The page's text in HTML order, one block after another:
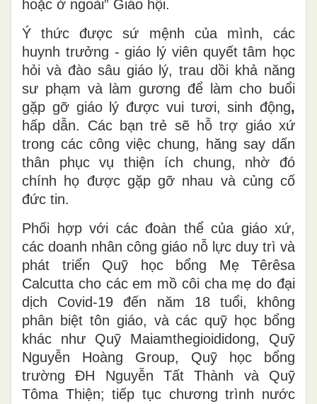
hoặc ở ngoài” Giáo hội.
Ý thức được sứ mệnh của mình, các
huynh trưởng - giáo lý viên quyết tâm học
hỏi và đào sâu giáo lý, trau dồi khả năng
sư phạm và làm gương để làm cho buổi
gặp gỡ giáo lý được vui tươi, sinh động,
hấp dẫn. Các bạn trẻ sẽ hỗ trợ giáo xứ
trong các công việc chung, hăng say dấn
thân phục vụ thiện ích chung, nhờ đó
chính họ được gặp gỡ nhau và củng cố
đức tin.
Phối hợp với các đoàn thể của giáo xứ,
các doanh nhân công giáo nỗ lực duy trì và
phát triển Quỹ học bổng Mẹ Têrêsa
Calcutta cho các em mồ côi cha mẹ do đại
dịch Covid-19 đến năm 18 tuổi, không
phân biệt tôn giáo, và các quỹ học bổng
khác như Quỹ Maiamthegioididong, Quỹ
Nguyễn Hoàng Group, Quỹ học bổng
trường ĐH Nguyễn Tất Thành và Quỹ
Tôma Thiện; tiếp tục chương trình nước